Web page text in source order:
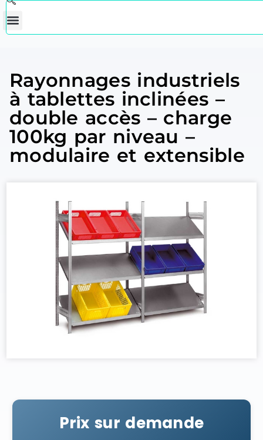
Rayonnages industriels
à tablettes inclinées –
double accès – charge
100kg par niveau –
modulaire et extensible
Prix sur demande